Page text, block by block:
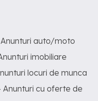
auto/moto
imobiliare
locuri de munca
Anunturi cu oferte de